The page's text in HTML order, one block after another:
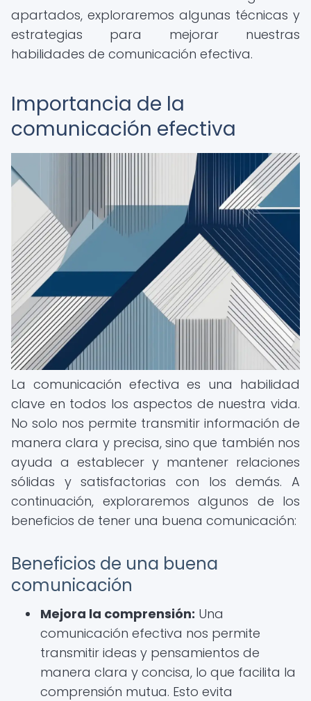
apartados, exploraremos algunas técnicas y
estrategias para mejorar nuestras
habilidades de comunicación efectiva.
Importancia de la
comunicación efectiva
La comunicación efectiva es una habilidad
clave en todos los aspectos de nuestra vida.
No solo nos permite transmitir información de
manera clara y precisa, sino que también nos
ayuda a establecer y mantener relaciones
sólidas y satisfactorias con los demás. A
continuación, exploraremos algunos de los
beneficios de tener una buena comunicación:
Beneficios de una buena
comunicación
Mejora la comprensión: Una
comunicación efectiva nos permite
transmitir ideas y pensamientos de
manera clara y concisa, lo que facilita la
comprensión mutua. Esto evita